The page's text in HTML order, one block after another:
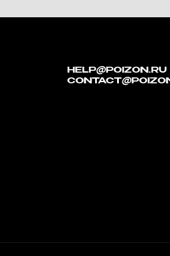
HELP@POIZON.RU